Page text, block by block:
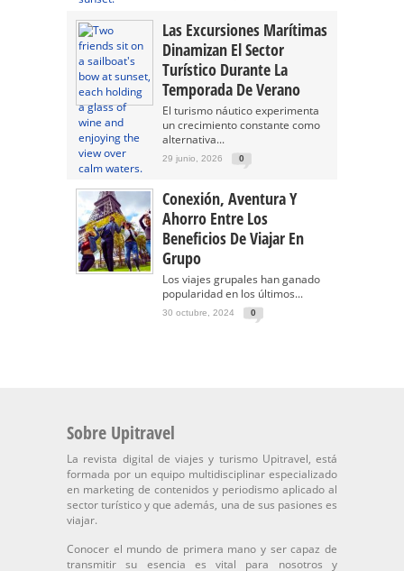
Las Excursiones Marítimas
Dinamizan El Sector
Turístico Durante La
Temporada De Verano
El turismo náutico experimenta
un crecimiento constante como
alternativa...
29 junio, 2026 0
Conexión, Aventura Y
Ahorro Entre Los
Beneficios De Viajar En
Grupo
Los viajes grupales han ganado
popularidad en los últimos...
30 octubre, 2024 0
Sobre Upitravel
La revista digital de viajes y turismo Upitravel, está
formada por un equipo multidisciplinar especializado
en marketing de contenidos y periodismo aplicado al
sector turístico y que además, una de sus pasiones es
viajar.
Conocer el mundo de primera mano y ser capaz de
transmitir su esencia es vital para nosotros y